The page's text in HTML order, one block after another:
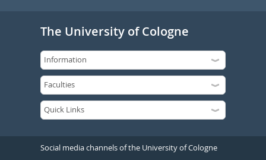
The University of Cologne
Social media channels of the University of Cologne